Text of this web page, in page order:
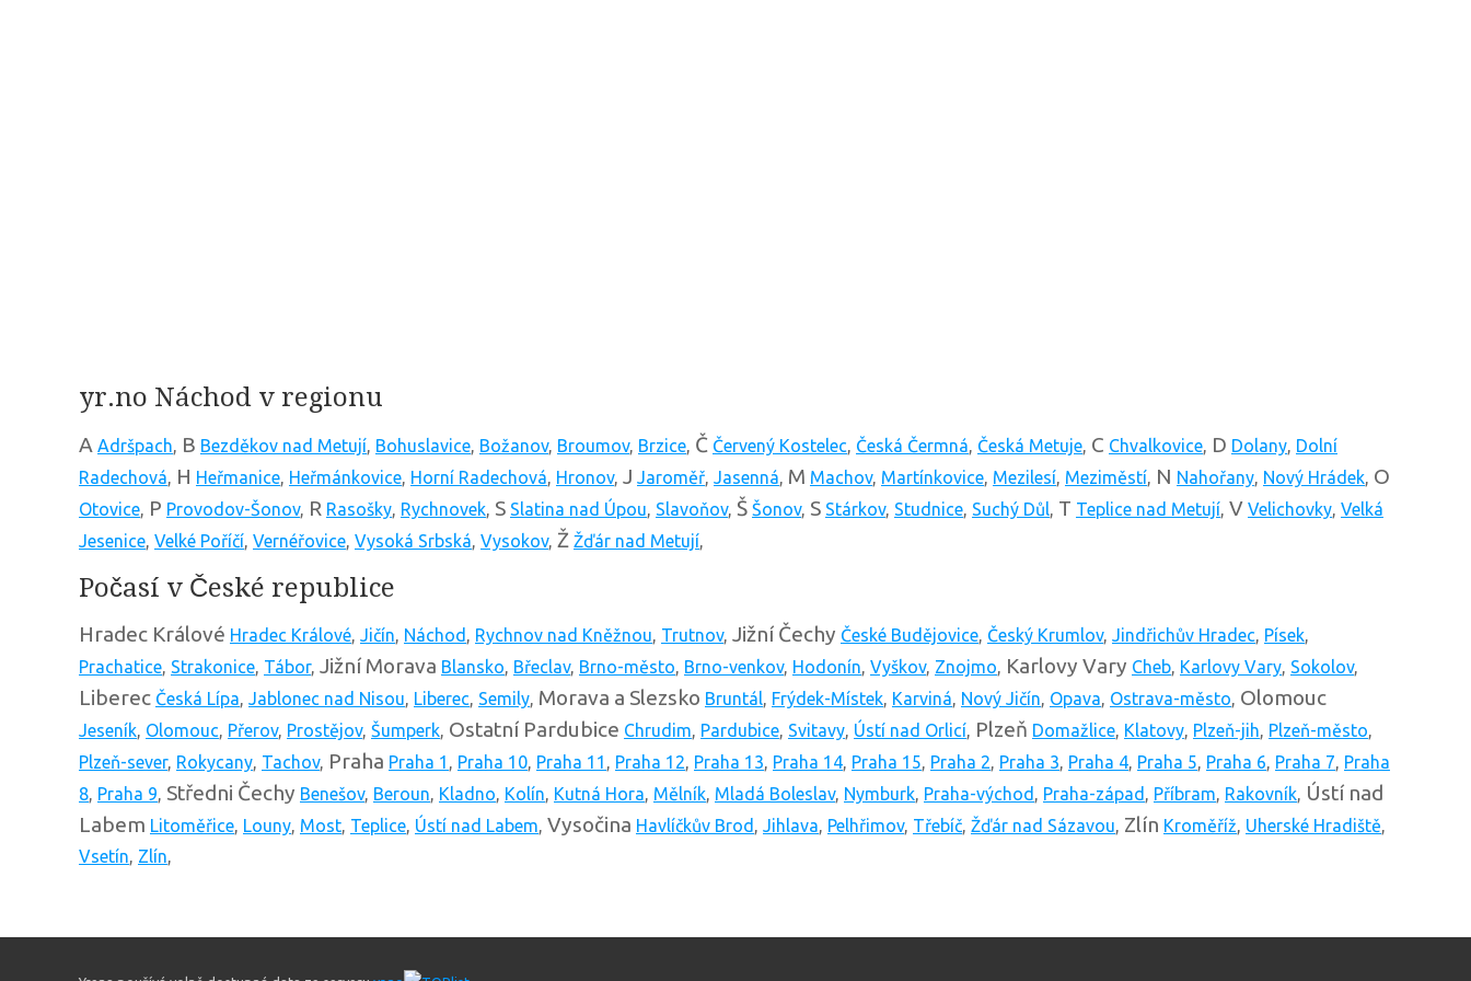
yr.no Náchod v regionu
A Adršpach, B Bezděkov nad Metují, Bohuslavice, Božanov, Broumov, Brzice, Č Červený Kostelec, Česká Čermná, Česká Metuje, C Chvalkovice, D Dolany, Dolní
Radechová, H Heřmanice, Heřmánkovice, Horní Radechová, Hronov, J Jaroměř, Jasenná, M Machov, Martínkovice, Mezilesí, Meziměstí, N Nahořany, Nový Hrádek, O
Otovice, P Provodov-Šonov, R Rasošky, Rychnovek, S Slatina nad Úpou, Slavoňov, Š Šonov, S Stárkov, Studnice, Suchý Důl, T Teplice nad Metují, V Velichovky, Velká
Jesenice, Velké Poříčí, Vernéřovice, Vysoká Srbská, Vysokov, Ž Žďár nad Metují,
Počasí v České republice
Hradec Králové Hradec Králové, Jičín, Náchod , Rychnov nad Kněžnou, Trutnov, Jižní Čechy České Budějovice, Český Krumlov, Jindřichův Hradec, Písek,
Prachatice, Strakonice, Tábor, Jižní Morava Blansko, Břeclav, Brno-město, Brno-venkov, Hodonín, Vyškov, Znojmo, Karlovy Vary Cheb, Karlovy Vary, Sokolov,
Liberec Česká Lípa, Jablonec nad Nisou, Liberec, Semily, Morava a Slezsko Bruntál, Frýdek-Místek, Karviná, Nový Jičín, Opava, Ostrava-město, Olomouc
Jeseník, Olomouc, Přerov, Prostějov, Šumperk, Ostatní Pardubice Chrudim, Pardubice, Svitavy, Ústí nad Orlicí, Plzeň Domažlice, Klatovy, Plzeň-jih, Plzeň-město,
Plzeň-sever, Rokycany, Tachov, Praha Praha 1 , Praha 10, Praha 11 , Praha 12, Praha 13, Praha 14, Praha 15, Praha 2, Praha 3, Praha 4, Praha 5, Praha 6, Praha 7, Praha
8, Praha 9, Středni Čechy Benešov, Beroun, Kladno, Kolín, Kutná Hora, Mělník, Mladá Boleslav, Nymburk, Praha-východ , Praha-západ , Příbram, Rakovník, Ústí nad
Labem Litoměřice, Louny, Most, Teplice, Ústí nad Labem, Vysočina Havlíčkův Brod , Jihlava, Pelhřimov, Třebíč, Žďár nad Sázavou, Zlín Kroměříž, Uherské Hradiště,
Vsetín, Zlín,